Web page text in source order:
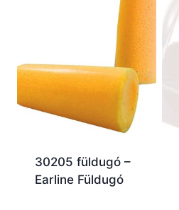
30205 füldugó –
Earline Füldugó